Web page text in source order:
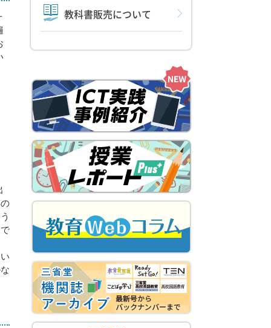
教科書販売について